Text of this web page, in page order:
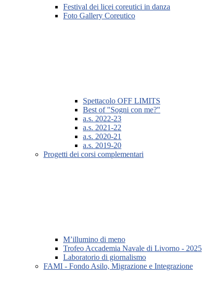
Festival dei licei coreutici in danza
Foto Gallery Coreutico
Spettacolo OFF LIMITS
Best of "Sogni con me?"
a.s. 2022-23
a.s. 2021-22
a.s. 2020-21
a.s. 2019-20
Progetti dei corsi complementari
M’illumino di meno
Trofeo Accademia Navale di Livorno - 2025
Laboratorio di giornalismo
FAMI - Fondo Asilo, Migrazione e Integrazione